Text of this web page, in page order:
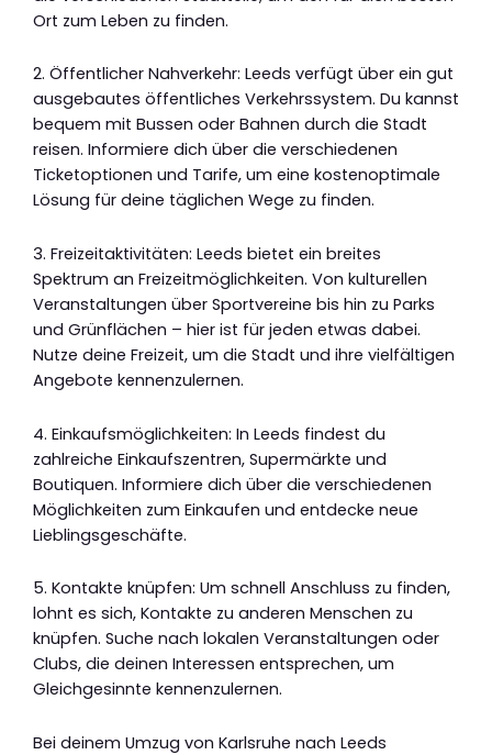
Ort zum Leben zu finden.
2. Öffentlicher Nahverkehr: Leeds verfügt über ein gut
ausgebautes öffentliches Verkehrssystem. Du kannst
bequem mit Bussen oder Bahnen durch die Stadt
reisen. Informiere dich über die verschiedenen
Ticketoptionen und Tarife, um eine kostenoptimale
Lösung für deine täglichen Wege zu finden.
3. Freizeitaktivitäten: Leeds bietet ein breites
Spektrum an Freizeitmöglichkeiten. Von kulturellen
Veranstaltungen über Sportvereine bis hin zu Parks
und Grünflächen – hier ist für jeden etwas dabei.
Nutze deine Freizeit, um die Stadt und ihre vielfältigen
Angebote kennenzulernen.
4. Einkaufsmöglichkeiten: In Leeds findest du
zahlreiche Einkaufszentren, Supermärkte und
Boutiquen. Informiere dich über die verschiedenen
Möglichkeiten zum Einkaufen und entdecke neue
Lieblingsgeschäfte.
5. Kontakte knüpfen: Um schnell Anschluss zu finden,
lohnt es sich, Kontakte zu anderen Menschen zu
knüpfen. Suche nach lokalen Veranstaltungen oder
Clubs, die deinen Interessen entsprechen, um
Gleichgesinnte kennenzulernen.
Bei deinem Umzug von Karlsruhe nach Leeds